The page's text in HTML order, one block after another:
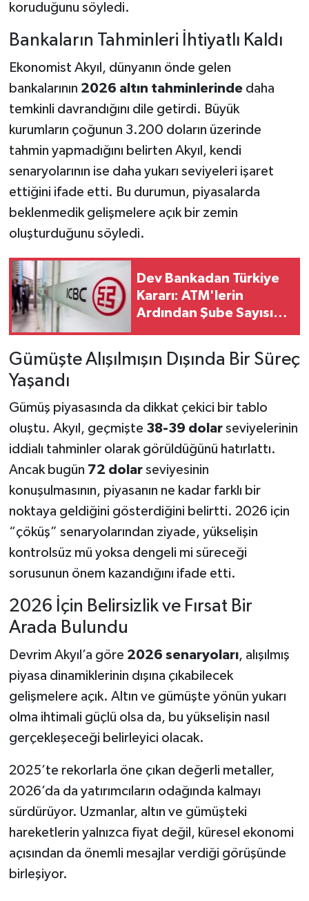
koruduğunu söyledi.
Bankaların Tahminleri İhtiyatlı Kaldı
Ekonomist Akyıl, dünyanın önde gelen
bankalarının 2026 altın tahminlerindedaha
temkinli davrandığını dile getirdi. Büyük
kurumların çoğunun 3.200 doların üzerinde
tahmin yapmadığını belirten Akyıl, kendi
senaryolarının ise daha yukarı seviyeleri işaret
ettiğini ifade etti. Bu durumun, piyasalarda
beklenmedik gelişmelere açık bir zemin
oluşturduğunu söyledi.
Dev Bankadan Türkiye
Kararı: ATM'lerin
Ardından Şube Sayısı
Gümüşte Alışılmışın Dışında Bir Süreç
Yaşandı
Gümüş piyasasında da dikkat çekici bir tablo
oluştu. Akyıl, geçmişte 38-39 dolarseviyelerinin
iddialı tahminler olarak görüldüğünü hatırlattı.
Ancak bugün 72 dolarseviyesinin
konuşulmasının, piyasanın ne kadar farklı bir
noktaya geldiğini gösterdiğini belirtti. 2026 için
“çöküş” senaryolarından ziyade, yükselişin
kontrolsüz mü yoksa dengeli mi süreceği
sorusunun önem kazandığını ifade etti.
2026 İçin Belirsizlik ve Fırsat Bir
Arada Bulundu
Devrim Akyıl’a göre 2026 senaryoları, alışılmış
piyasa dinamiklerinin dışına çıkabilecek
gelişmelere açık. Altın ve gümüşte yönün yukarı
olma ihtimali güçlü olsa da, bu yükselişin nasıl
gerçekleşeceği belirleyici olacak.
2025’te rekorlarla öne çıkan değerli metaller,
2026’da da yatırımcıların odağında kalmayı
sürdürüyor. Uzmanlar, altın ve gümüşteki
hareketlerin yalnızca fiyat değil, küresel ekonomi
açısından da önemli mesajlar verdiği görüşünde
birleşiyor.